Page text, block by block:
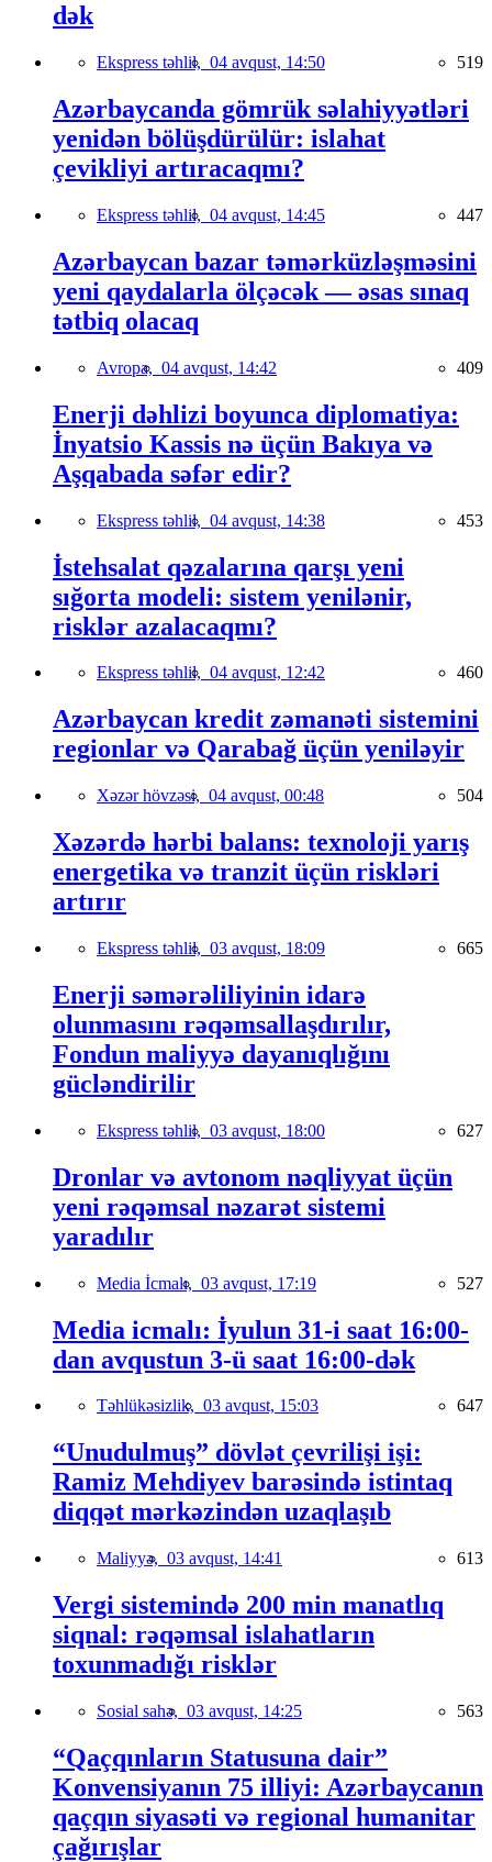
dək
Ekspress təhlil, 04 avqust, 14:50 519
Azərbaycanda gömrük səlahiyyətləri
yenidən bölüşdürülür: islahat
çevikliyi artıracaqmı?
Ekspress təhlil, 04 avqust, 14:45 447
Azərbaycan bazar təmərküzləşməsini
yeni qaydalarla ölçəcək — əsas sınaq
tətbiq olacaq
Avropa, 04 avqust, 14:42 409
Enerji dəhlizi boyunca diplomatiya:
İnyatsio Kassis nə üçün Bakıya və
Aşqabada səfər edir?
Ekspress təhlil, 04 avqust, 14:38 453
İstehsalat qəzalarına qarşı yeni
sığorta modeli: sistem yenilənir,
risklər azalacaqmı?
Ekspress təhlil, 04 avqust, 12:42 460
Azərbaycan kredit zəmanəti sistemini
regionlar və Qarabağ üçün yeniləyir
Xəzər hövzəsi, 04 avqust, 00:48 504
Xəzərdə hərbi balans: texnoloji yarış
energetika və tranzit üçün riskləri
artırır
Ekspress təhlil, 03 avqust, 18:09 665
Enerji səmərəliliyinin idarə
olunmasını rəqəmsallaşdırılır,
Fondun maliyyə dayanıqlığını
gücləndirilir
Ekspress təhlil, 03 avqust, 18:00 627
Dronlar və avtonom nəqliyyat üçün
yeni rəqəmsal nəzarət sistemi
yaradılır
Media İcmalı, 03 avqust, 17:19 527
Media icmalı: İyulun 31-i saat 16:00-
dan avqustun 3-ü saat 16:00-dək
Təhlükəsizlik, 03 avqust, 15:03 647
“Unudulmuş” dövlət çevrilişi işi:
Ramiz Mehdiyev barəsində istintaq
diqqət mərkəzindən uzaqlaşıb
Maliyyə, 03 avqust, 14:41 613
Vergi sistemində 200 min manatlıq
siqnal: rəqəmsal islahatların
toxunmadığı risklər
Sosial sahə, 03 avqust, 14:25 563
“Qaçqınların Statusuna dair”
Konvensiyanın 75 illiyi: Azərbaycanın
qaçqın siyasəti və regional humanitar
çağırışlar